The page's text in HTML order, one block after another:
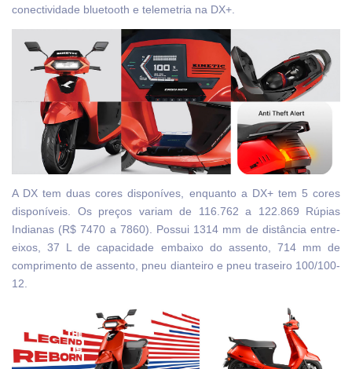
conectividade bluetooth e telemetria na DX+.
A DX tem duas cores disponíves, enquanto a DX+ tem 5 cores
disponíveis. Os preços variam de 116.762 a 122.869 Rúpias
Indianas (R$ 7470 a 7860). Possui 1314 mm de distância entre-
eixos, 37 L de capacidade embaixo do assento, 714 mm de
comprimento de assento, pneu dianteiro e pneu traseiro 100/100-
12.